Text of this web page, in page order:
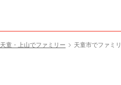
童・上山でファミリー 天童市でファミ